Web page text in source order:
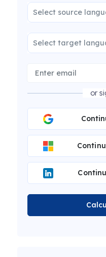
Select source
Select target
or